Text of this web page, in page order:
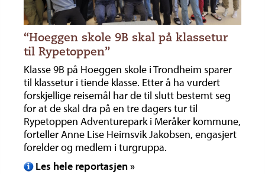
“Hoeggen skole 9B skal på klassetur
til Rypetoppen”
Klasse 9B på Hoeggen skole i Trondheim sparer
til klassetur i tiende klasse. Etter å ha vurdert
forskjellige reisemål har de til slutt bestemt seg
for at de skal dra på en tre dagers tur til
Rypetoppen Adventurepark i Meråker kommune,
forteller Anne Lise Heimsvik Jakobsen, engasjert
forelder og medlem i turgruppa.
Les hele reportasjen »